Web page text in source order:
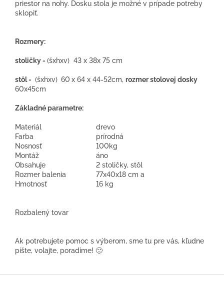
priestor na nohy. Dosku stola je možné v prípade potreby
sklopiť.
Rozmery:
stoličky - (šxhxv) 43 x 38x 75 cm
stôl - (šxhxv) 60 x 64 x 44-52cm, rozmer stolovej dosky
60x45cm
Základné parametre:
Materiál
drevo
Farba
prírodná
Nosnosť
100kg
Montáž
áno
Obsahuje
2 stoličky, stôl
Rozmer balenia
77x40x18 cm a
Hmotnosť
16 kg
Rozbalený tovar
Ak potrebujete pomoc s výberom, sme tu pre vás, kľudne
píšte, volajte, poradíme! 🙂